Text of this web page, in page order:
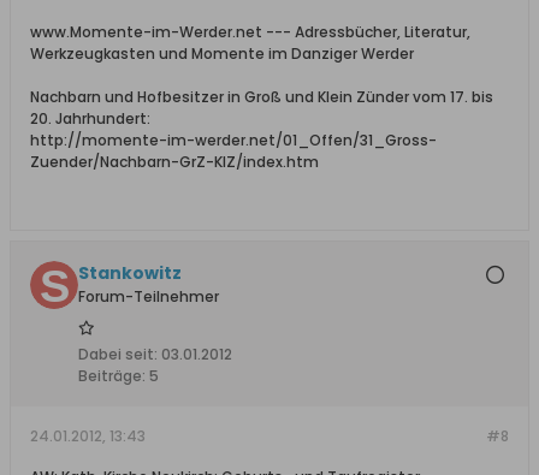
www.Momente-im-Werder.net --- Adressbücher, Literatur,
Werkzeugkasten und Momente im Danziger Werder
Nachbarn und Hofbesitzer in Groß und Klein Zünder vom 17. bis
20. Jahrhundert:
http://momente-im-werder.net/01_Offen/31_Gross-
Zuender/Nachbarn-GrZ-KlZ/index.htm
Stankowitz
Forum-Teilnehmer
Dabei seit: 03.01.2012
Beiträge: 5
#8
24.01.2012, 13:43